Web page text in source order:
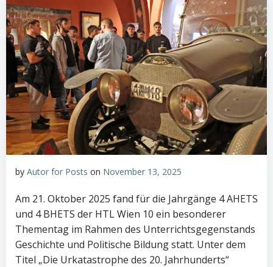
by Autor for Posts on November 13, 2025
Am 21. Oktober 2025 fand für die Jahrgänge 4 AHETS
und 4 BHETS der HTL Wien 10 ein besonderer
Thementag im Rahmen des Unterrichtsgegenstands
Geschichte und Politische Bildung statt. Unter dem
Titel „Die Urkatastrophe des 20. Jahrhunderts“